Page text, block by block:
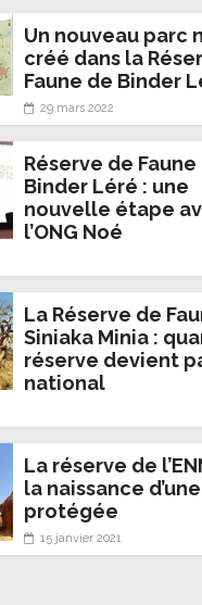
Un nouveau parc
créé dans la
Faune de Binder
29 mars 2022
Réserve de Faune
Binder Léré : une
nouvelle étape
l’ONG Noé
La Réserve de
Siniaka Minia :
réserve devient
national
La réserve de
la naissance
protégée
15 janvier 2021